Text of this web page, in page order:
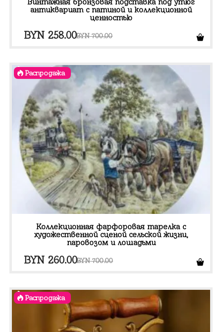
Винтажная бронзовая подставка под утюг
антиквариат с патиной и коллекционной
ценностью
BYN700.00
Первоначальная
составляла
BYN 700.00.
BYN 258.00Текущая
BYN 258.00.
Распродажа
Коллекционная фарфоровая тарелка с
художественной сценой сельской жизни,
паровозом и лошадьми
BYN700.00
Первоначальная
составляла
BYN 700.00.
BYN 260.00Текущая
BYN 260.00.
Распродажа